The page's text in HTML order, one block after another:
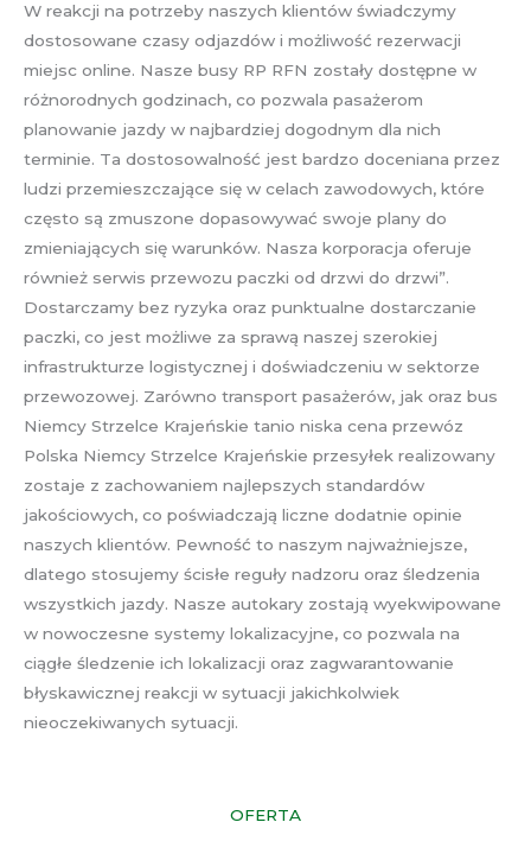
W reakcji na potrzeby naszych klientów świadczymy
dostosowane czasy odjazdów i możliwość rezerwacji
miejsc online. Nasze busy RP RFN zostały dostępne w
różnorodnych godzinach, co pozwala pasażerom
planowanie jazdy w najbardziej dogodnym dla nich
terminie. Ta dostosowalność jest bardzo doceniana przez
ludzi przemieszczające się w celach zawodowych, które
często są zmuszone dopasowywać swoje plany do
zmieniających się warunków. Nasza korporacja oferuje
również serwis przewozu paczki od drzwi do drzwi”.
Dostarczamy bez ryzyka oraz punktualne dostarczanie
paczki, co jest możliwe za sprawą naszej szerokiej
infrastrukturze logistycznej i doświadczeniu w sektorze
przewozowej. Zarówno transport pasażerów, jak oraz bus
Niemcy Strzelce Krajeńskie tanio niska cena przewóz
Polska Niemcy Strzelce Krajeńskie przesyłek realizowany
zostaje z zachowaniem najlepszych standardów
jakościowych, co poświadczają liczne dodatnie opinie
naszych klientów. Pewność to naszym najważniejsze,
dlatego stosujemy ścisłe reguły nadzoru oraz śledzenia
wszystkich jazdy. Nasze autokary zostają wyekwipowane
w nowoczesne systemy lokalizacyjne, co pozwala na
ciągłe śledzenie ich lokalizacji oraz zagwarantowanie
błyskawicznej reakcji w sytuacji jakichkolwiek
nieoczekiwanych sytuacji.
OFERTA